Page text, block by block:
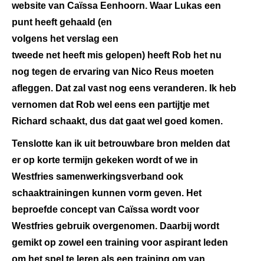
website van Caïssa Eenhoorn. Waar Lukas een
punt heeft gehaald (en
volgens het verslag een
tweede net heeft mis gelopen) heeft Rob het nu
nog tegen de ervaring van Nico Reus moeten
afleggen. Dat zal vast nog eens veranderen. Ik heb
vernomen dat Rob wel eens een partijtje met
Richard schaakt, dus dat gaat wel goed komen.
Tenslotte kan ik uit betrouwbare bron melden dat
er op korte termijn gekeken wordt of we in
Westfries samenwerkingsverband ook
schaaktrainingen kunnen vorm geven. Het
beproefde concept van Caïssa wordt voor
Westfries gebruik overgenomen. Daarbij wordt
gemikt op zowel een training voor aspirant leden
om het spel te leren als een training om van